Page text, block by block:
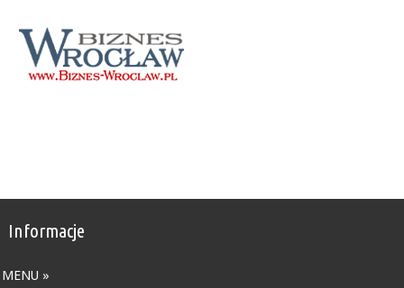
Informacje
MENU »